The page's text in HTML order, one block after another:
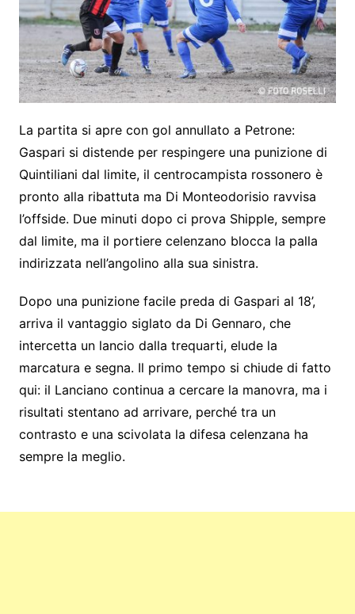
La partita si apre con gol annullato a Petrone:
Gaspari si distende per respingere una punizione di
Quintiliani dal limite, il centrocampista rossonero è
pronto alla ribattuta ma Di Monteodorisio ravvisa
l’offside. Due minuti dopo ci prova Shipple, sempre
dal limite, ma il portiere celenzano blocca la palla
indirizzata nell’angolino alla sua sinistra.
Dopo una punizione facile preda di Gaspari al 18’,
arriva il vantaggio siglato da Di Gennaro, che
intercetta un lancio dalla trequarti, elude la
marcatura e segna. Il primo tempo si chiude di fatto
qui: il Lanciano continua a cercare la manovra, ma i
risultati stentano ad arrivare, perché tra un
contrasto e una scivolata la difesa celenzana ha
sempre la meglio.